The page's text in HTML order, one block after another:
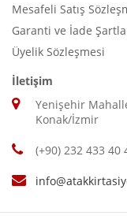
Mesafeli Satış
Garanti ve İade
Üyelik Sözleşmesi
İletişim
Yenişehir
Konak/İzmir
(+90) 232 433 40